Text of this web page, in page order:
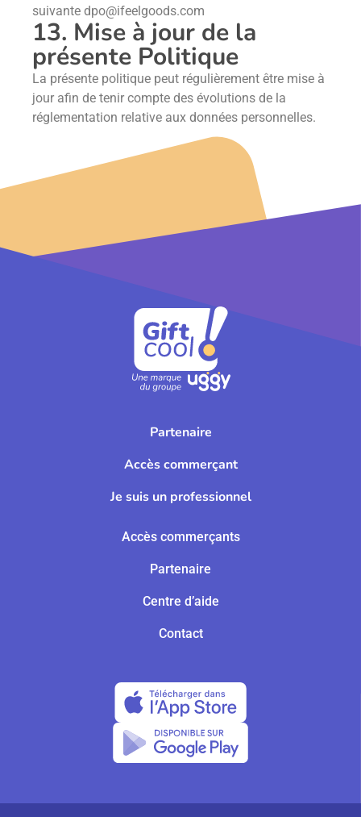
suivante dpo@ifeelgoods.com
13. Mise à jour de la
présente Politique
La présente politique peut régulièrement être mise à
jour afin de tenir compte des évolutions de la
réglementation relative aux données personnelles.
Partenaire
Accès commerçant
Je suis un professionnel
Accès commerçants
Partenaire
Centre d’aide
Contact